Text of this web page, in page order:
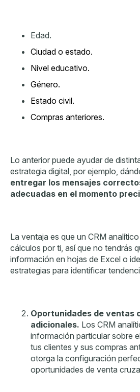
Edad.
Ciudad o estado.
Nivel educativo.
Género.
Estado civil.
Compras anteriores.
Lo anterior puede ayudar de
estrategia digital, por ejemplo,
entregar los mensajes
adecuadas en el momento
La ventaja es que un CRM
cálculos por ti, así que no tendrás
información en hojas de Excel o
estrategias para identificar
Oportunidades de ventas
adicionales. Los CRM
información particular sobre
tus clientes y sus compras
otorga la configuración
oportunidades de venta